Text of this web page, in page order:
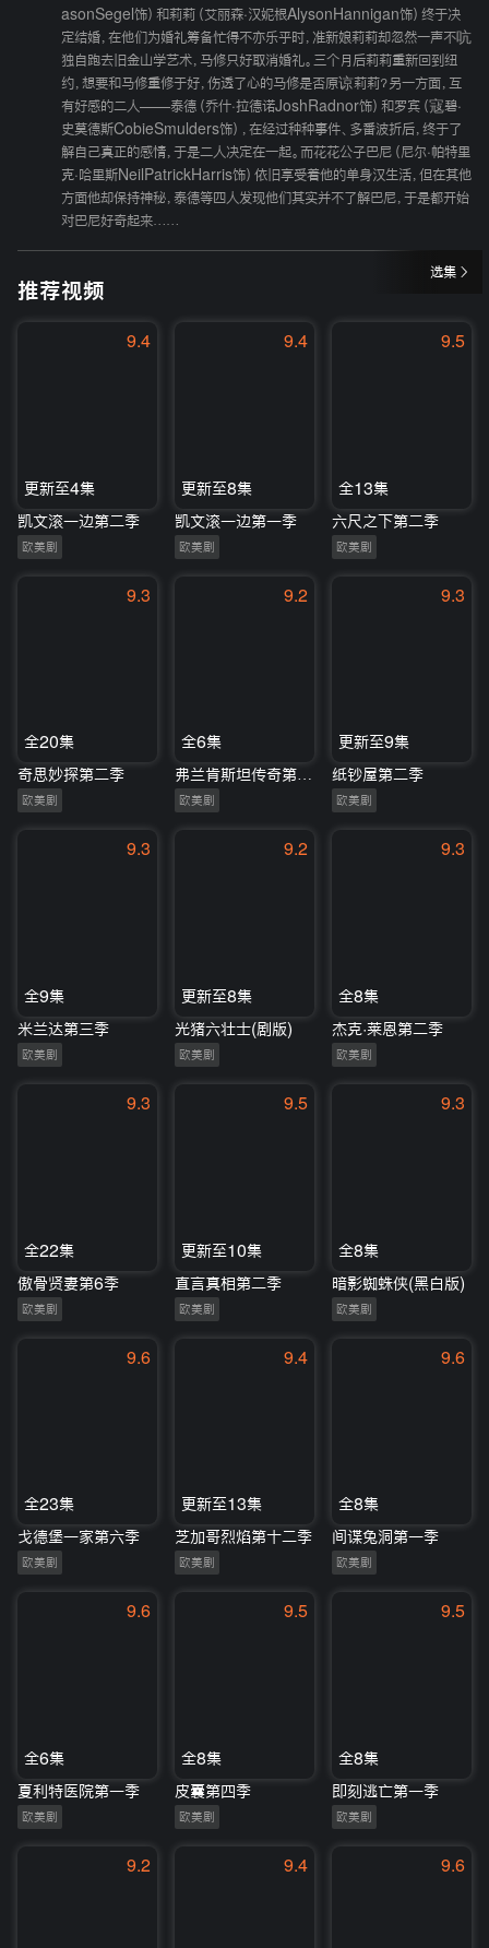
asonSegel饰）和莉莉（艾丽森·汉妮根AlysonHannigan饰）终于决
定结婚，在他们为婚礼筹备忙得不亦乐乎时，准新娘莉莉却忽然一声不吭
独自跑去旧金山学艺术，马修只好取消婚礼。三个月后莉莉重新回到纽
约，想要和马修重修于好，伤透了心的马修是否原谅莉莉？另一方面，互
有好感的二人——泰德（乔什·拉德诺JoshRadnor饰）和罗宾（寇碧·
史莫德斯CobieSmulders饰），在经过种种事件、多番波折后，终于了
解自己真正的感情，于是二人决定在一起。而花花公子巴尼（尼尔·帕特里
克·哈里斯NeilPatrickHarris饰）依旧享受着他的单身汉生活，但在其他
方面他却保持神秘，泰德等四人发现他们其实并不了解巴尼，于是都开始
对巴尼好奇起来……
选集
推荐视频
9.4
更新至4集
凯文滚一边第二季
欧美剧
9.4
更新至8集
凯文滚一边第一季
欧美剧
9.5
全13集
六尺之下第二季
欧美剧
9.3
全20集
奇思妙探第二季
欧美剧
9.2
全6集
弗兰肯斯坦传奇第一季
欧美剧
9.3
更新至9集
纸钞屋第二季
欧美剧
9.3
全9集
米兰达第三季
欧美剧
9.2
更新至8集
光猪六壮士(剧版)
欧美剧
9.3
全8集
杰克·莱恩第二季
欧美剧
9.3
全22集
傲骨贤妻第6季
欧美剧
9.5
更新至10集
直言真相第二季
欧美剧
9.3
全8集
暗影蜘蛛侠(黑白版)
欧美剧
9.6
全23集
戈德堡一家第六季
欧美剧
9.4
更新至13集
芝加哥烈焰第十二季
欧美剧
9.6
全8集
间谍兔洞第一季
欧美剧
9.6
全6集
夏利特医院第一季
欧美剧
9.5
全8集
皮囊第四季
欧美剧
9.5
全8集
即刻逃亡第一季
欧美剧
9.2 9.4 9.6